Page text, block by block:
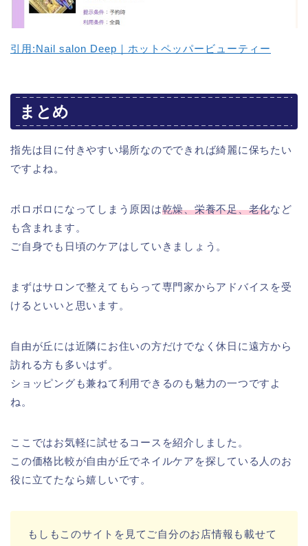
引用:Nail salon Deep｜ホットペッパービューティー
まとめ
指先は目に付きやすい場所なのでできれば綺麗に保ちたい
ですよね。
ボロボロになってしまう原因は乾燥、栄養不足、老化など
も含まれます。
ご自身でも日頃のケアはしていきましょう。
まずはサロンで整えてもらって専門家からアドバイスを受
けるといいと思います。
自由が丘には近隣にお住いの方だけでなく休日に遠方から
訪れる方も多いはず。
ショッピングも兼ねて利用できるのも魅力の一つですよ
ね。
ここではお気軽に試せるコースを紹介しました。
この価格比較が自由が丘でネイルケアを探している人のお
役に立てたなら嬉しいです。
もしもこのサイトを見てご自分のお店情報も載せて